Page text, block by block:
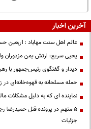
آخرین اخبار
عالم اهل سنت مهاباد : اربعین
یحیی سریع: ارتش یمن مزدوران
دیدار و گفتگوی رئیس‌جمهور با
حمله مسلحانه به قهوه‌خانه‌ای در زاهدان؛ ۲ نفر
نماینده ای که به دلیل مشکلات
۵ متهم در پرونده قتل
جزئیات